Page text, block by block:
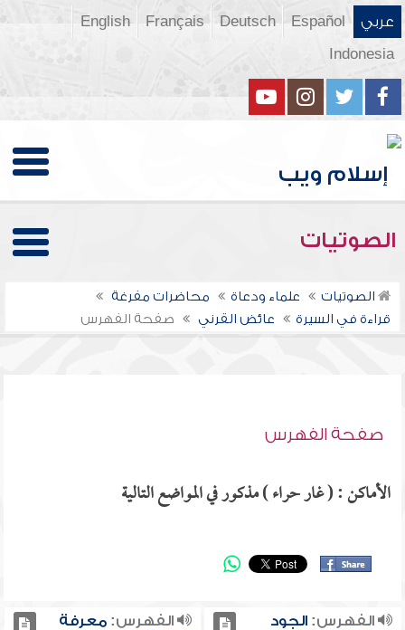
عربي Español
Deutsch
Français
English
Indonesia
الصوتيات
الصوتيات علماء ودعاة
محاضرات مفرغة
قراءة في السيرة
عائض القرني صفحة الفهرس
صفحة الفهرس
الأماكن : ( غار حراء ) مذكور في المواضع التالية
الفهرس:الجود
الفهرس:معرفة